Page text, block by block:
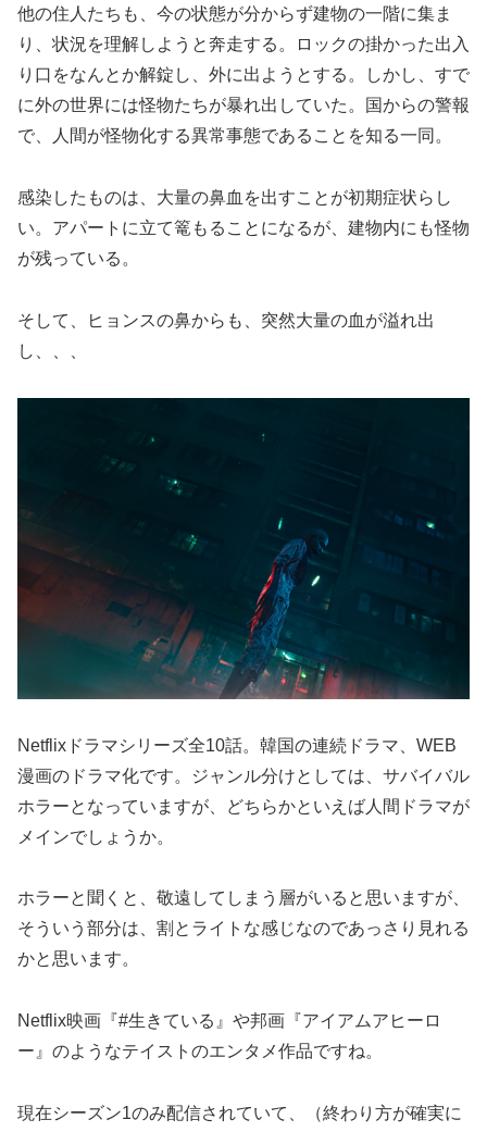
他の住人たちも、今の状態が分からず建物の一階に集ま
り、状況を理解しようと奔走する。ロックの掛かった出入
り口をなんとか解錠し、外に出ようとする。しかし、すで
に外の世界には怪物たちが暴れ出していた。国からの警報
で、人間が怪物化する異常事態であることを知る一同。
感染したものは、大量の鼻血を出すことが初期症状らし
い。アパートに立て篭もることになるが、建物内にも怪物
が残っている。
そして、ヒョンスの鼻からも、突然大量の血が溢れ出
し、、、
Netflixドラマシリーズ全10話。韓国の連続ドラマ、WEB
漫画のドラマ化です。ジャンル分けとしては、サバイバル
ホラーとなっていますが、どちらかといえば人間ドラマが
メインでしょうか。
ホラーと聞くと、敬遠してしまう層がいると思いますが、
そういう部分は、割とライトな感じなのであっさり見れる
かと思います。
Netflix映画『#生きている』や邦画『アイアムアヒーロ
ー』のようなテイストのエンタメ作品ですね。
現在シーズン1のみ配信されていて、（終わり方が確実に